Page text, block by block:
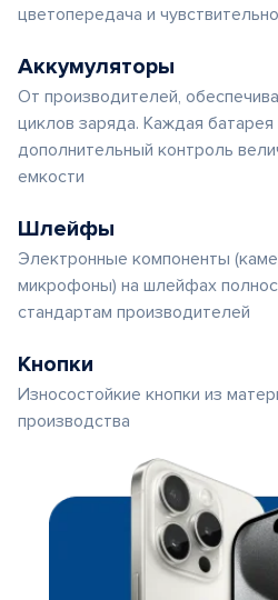
цветопередача и
Аккумуляторы
От производителей,
циклов заряда. Каждая батарея
дополнительный контроль
емкости
Шлейфы
Электронные компоненты
микрофоны) на шлейфах
стандартам производителей
Кнопки
Износостойкие кнопки из
производства